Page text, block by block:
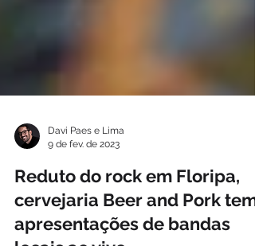
9 de fev. de 2023
Reduto do rock em Floripa,
cervejaria Beer and Pork tem